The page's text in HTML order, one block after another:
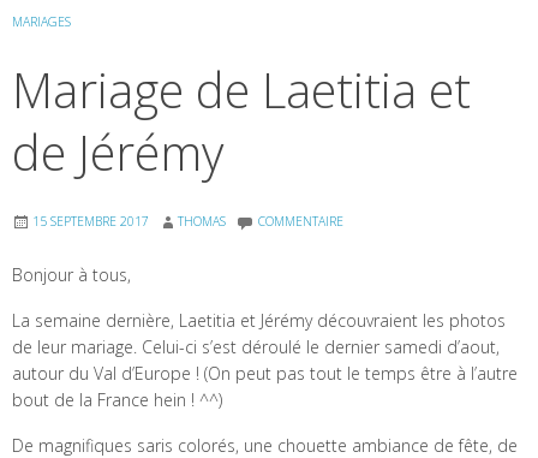
MARIAGES
Mariage de Laetitia et
de Jérémy
15 SEPTEMBRE 2017 THOMAS COMMENTAIRE
Bonjour à tous,
La semaine dernière, Laetitia et Jérémy découvraient les photos
de leur mariage. Celui-ci s’est déroulé le dernier samedi d’aout,
autour du Val d’Europe ! (On peut pas tout le temps être à l’autre
bout de la France hein ! ^^)
De magnifiques saris colorés, une chouette ambiance de fête, de